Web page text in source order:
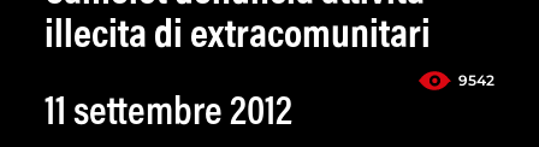
illecita di extracomunitari
9542
11 settembre 2012